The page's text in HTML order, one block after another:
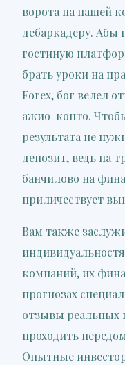
ворота на нашей
дебаркадеру. Абы
гостиную
брать уроки на
Forex, бог велел
ажио-конто.
результата не
депозит, ведь на
банчилово на
приличествует
Вам также
компаний, их
прогнозах
отзывы реальных
проходить
Опытные